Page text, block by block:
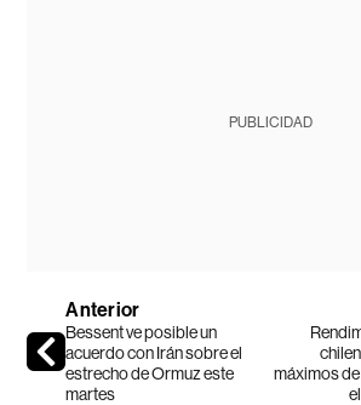
PUBLICIDAD
Anterior
Bessent ve posible un
acuerdo con Irán sobre el
estrecho de Ormuz este
martes
máximos